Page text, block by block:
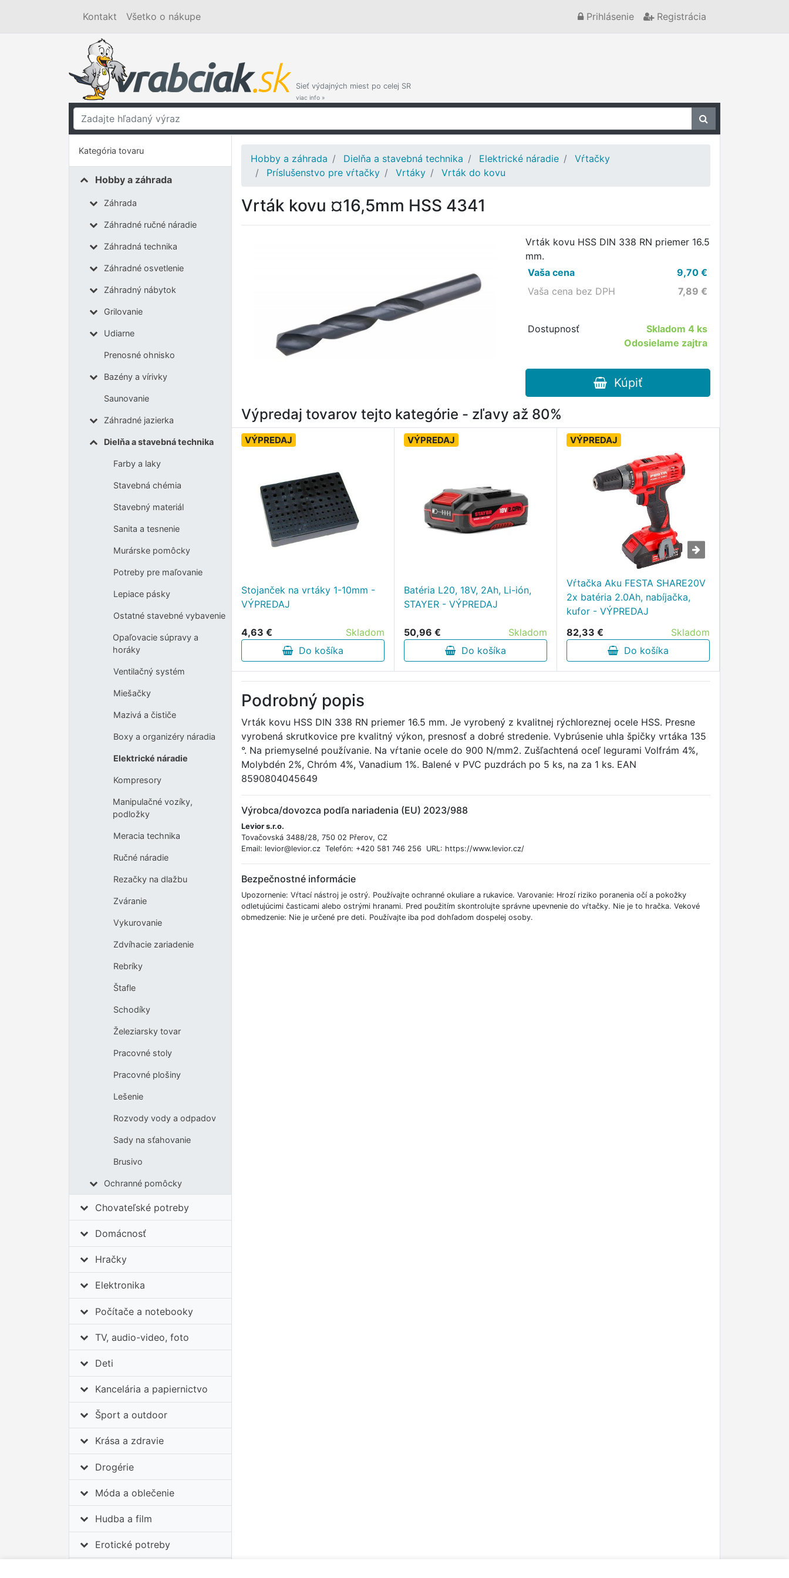
Kontakt Všetko o nákupe Prihlásenie Registrácia
Sieť výdajných miest po celej SR
viac info »
Kategória tovaru
Hobby a záhrada
Záhrada
Záhradné ručné náradie
Záhradná technika
Záhradné osvetlenie
Záhradný nábytok
Grilovanie
Udiarne
Prenosné ohnisko
Bazény a vírivky
Saunovanie
Záhradné jazierka
Dielňa a stavebná technika
Farby a laky
Stavebná chémia
Stavebný materiál
Sanita a tesnenie
Murárske pomôcky
Potreby pre maľovanie
Lepiace pásky
Ostatné stavebné vybavenie
Opaľovacie súpravy a
horáky
Ventilačný systém
Miešačky
Mazivá a čističe
Boxy a organizéry náradia
Elektrické náradie
Kompresory
Manipulačné vozíky,
podložky
Meracia technika
Ručné náradie
Rezačky na dlažbu
Zváranie
Vykurovanie
Zdvíhacie zariadenie
Rebríky
Štafle
Schodíky
Železiarsky tovar
Pracovné stoly
Pracovné plošiny
Lešenie
Rozvody vody a odpadov
Sady na sťahovanie
Brusivo
Ochranné pomôcky
Chovateľské potreby
Domácnosť
Hračky
Elektronika
Počítače a notebooky
TV, audio-video, foto
Deti
Kancelária a papiernictvo
Šport a outdoor
Krása a zdravie
Drogérie
Móda a oblečenie
Hudba a film
Erotické potreby
Hobby a záhrada Dielňa a stavebná technika Elektrické náradie
Vŕtačky
Príslušenstvo pre vŕtačky
Vrtáky Vrták do kovu
Vrták kovu ¤16,5mm HSS 4341
Vrták kovu HSS DIN 338 RN priemer 16.5
mm.
Vaša cena
9,70€
Vaša cena bez DPH
7,89 €
Dostupnosť Skladom 4 ks
Odosielame zajtra
Kúpiť
Výpredaj tovarov tejto kategórie - zľavy až 80%
VÝPREDAJ
Stojanček na vrtáky 1-10mm -
VÝPREDAJ
4,63 €
Skladom
Do košíka
VÝPREDAJ
Batéria L20, 18V, 2Ah, Li-ión,
STAYER - VÝPREDAJ
50,96 €
Skladom
Do košíka
VÝPREDAJ
Vŕtačka Aku FESTA SHARE20V
2x batéria 2.0Ah, nabíjačka,
kufor - VÝPREDAJ
82,33 €
Skladom
Do košíka
Podrobný popis
Vrták kovu HSS DIN 338 RN priemer 16.5 mm. Je vyrobený z kvalitnej rýchloreznej ocele HSS. Presne
vyrobená skrutkovice pre kvalitný výkon, presnosť a dobré stredenie. Vybrúsenie uhla špičky vrtáka 135
°. Na priemyselné používanie. Na vŕtanie ocele do 900 N/mm2. Zušľachtená oceľ legurami Volfrám 4%,
Molybdén 2%, Chróm 4%, Vanadium 1%. Balené v PVC puzdrách po 5 ks, na za 1 ks. EAN
8590804045649
Výrobca/dovozca podľa nariadenia (EU) 2023/988
Levior s.r.o.
Tovačovská 3488/28, 750 02 Přerov, CZ
Email: levior@levior.cz Telefón: +420 581 746 256 URL: https://www.levior.cz/
Bezpečnostné informácie
Upozornenie: Vŕtací nástroj je ostrý. Používajte ochranné okuliare a rukavice. Varovanie: Hrozí riziko poranenia očí a pokožky
odletujúcimi časticami alebo ostrými hranami. Pred použitím skontrolujte správne upevnenie do vŕtačky. Nie je to hračka. Vekové
obmedzenie: Nie je určené pre deti. Používajte iba pod dohľadom dospelej osoby.